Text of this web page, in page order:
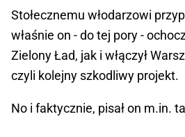
Stołecznemu włodarzowi
właśnie on - do tej pory -
Zielony Ład, jak i włączył
czyli kolejny szkodliwy projekt.
No i faktycznie, pisał on m.in.